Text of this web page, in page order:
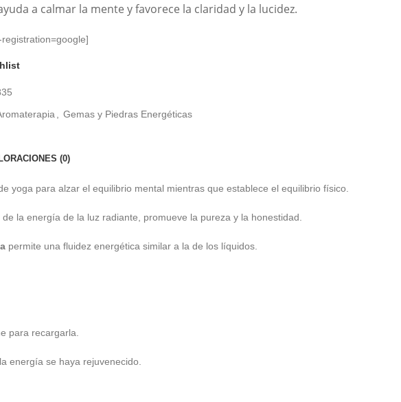
a calmar la mente y favorece la claridad y la lucidez.
Gemas y Piedras Energéticas
(0)
yoga para alzar el equilibrio mental mientras que establece el equilibrio físico.
la energía de la luz radiante, promueve la pureza y la honestidad.
permite una fluidez energética similar a la de los líquidos.
para recargarla.
energía se haya rejuvenecido.